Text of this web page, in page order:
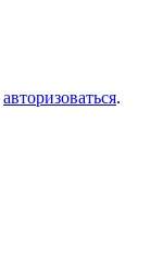
авторизоваться.